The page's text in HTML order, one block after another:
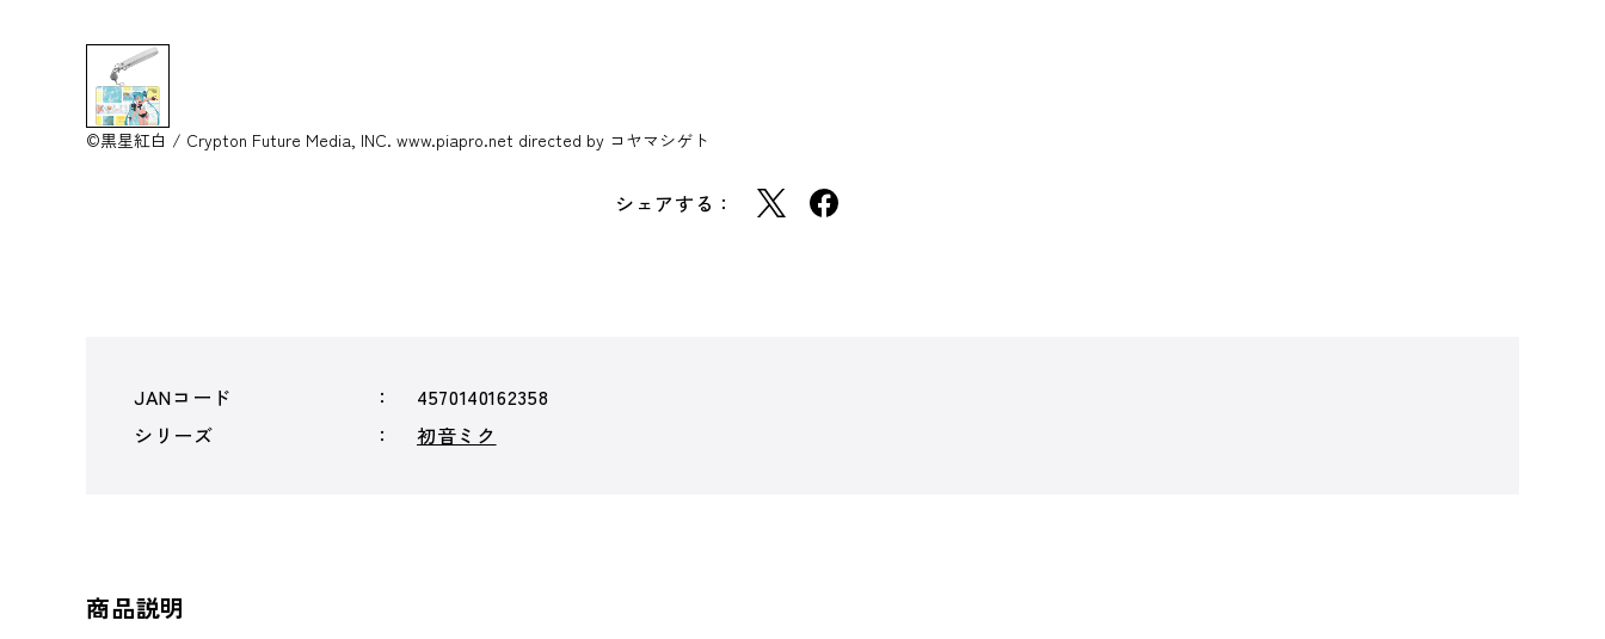
©黒星紅白 / Crypton Future Media, INC. www.piapro.net directed by コヤマシゲト
シェアする：
JANコード
4570140162358
シリーズ
初音ミク
商品説明